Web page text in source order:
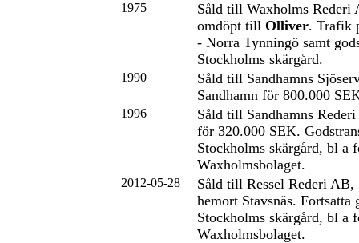
1975
Såld till Waxholms Rederi
omdöpt till Olliver. Trafik
- Norra Tynningö samt
Stockholms skärgård.
1990
Såld till Sandhamns
Sandhamn för 800.000
1996
Såld till Sandhamns
för 320.000 SEK.
Stockholms skärgård, bl a
Waxholmsbolaget.
2012-05-28
Såld till Ressel Rederi
hemort Stavsnäs. Fortsatta
Stockholms skärgård, bl a
Waxholmsbolaget.